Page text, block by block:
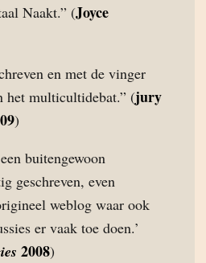
Naakt.” (Joyce
en met de vinger
het multicultidebat.” (jury
)
buitengewoon
geschreven, even
weblog waar ook
er vaak toe doen.’
2008)